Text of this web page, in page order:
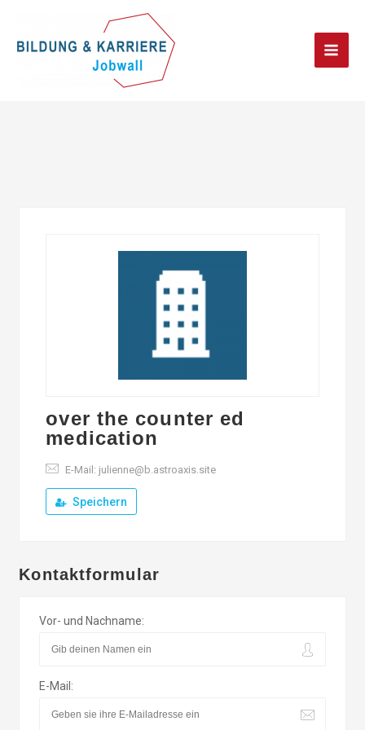
Main
over the counter ed
medication
E-Mail: julienne@b.astroaxis.site
Speichern
Kontaktformular
Vor- und Nachname:
E-Mail: